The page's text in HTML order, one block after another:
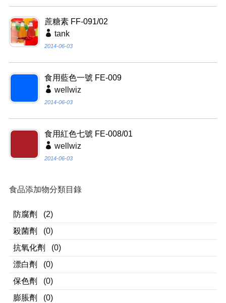
蔗糖素 FF-091/02
tank
2014-06-03
食用藍色一號 FE-009
wellwiz
2014-06-03
食用紅色七號 FE-008/01
wellwiz
2014-06-03
食品添加物分類目錄
防腐劑
(2)
殺菌劑
(0)
抗氧化劑
(0)
漂白劑
(0)
保色劑
(0)
膨脹劑
(0)